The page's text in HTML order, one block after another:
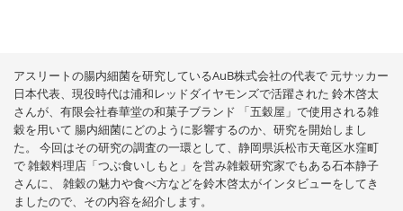
アスリートの腸内細菌を研究しているAuB株式会社の代表で 元サッカー
日本代表、現役時代は浦和レッドダイヤモンズで活躍された 鈴木啓太
さんが、有限会社春華堂の和菓子ブランド 「五穀屋」で使用される雑
穀を用いて 腸内細菌にどのように影響するのか、研究を開始しまし
た。 今回はその研究の調査の一環として、静岡県浜松市天竜区水窪町
で 雑穀料理店「つぶ食いしもと」を営み雑穀研究家でもある石本静子
さんに、 雑穀の魅力や食べ方などを鈴木啓太がインタビューをしてき
ましたので、その内容を紹介します。